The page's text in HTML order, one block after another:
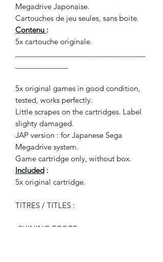
Megadrive Japonaise.
Cartouches de jeu seules, sans boite.
Contenu :
5x cartouche originale.
5x original games in good condition,
tested, works perfectly.
Little scrapes on the cartridges. Label
slighty damaged.
JAP version : for Japanese Sega
Megadrive system.
Game cartridge only, without box.
Included :
5x original cartridge.
TITRES / TITLES :
-SHINING FORCE